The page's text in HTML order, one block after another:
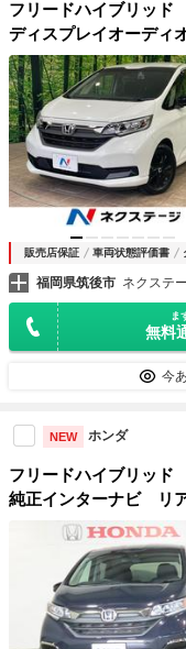
フリードハイブリッ
ディスプレイオーデ
グ アダプティブクル
ートヒーター スマー
制機能 ロールサンシ
販売店保証 車両状態評価書
福岡県筑後市 ネクステ
ま
無料
今
NEW ホンダ
フリードハイブリッ
純正インターナビ
純正リモコンスター
ＬＥＤフォグ キャ
両側電動スライドド